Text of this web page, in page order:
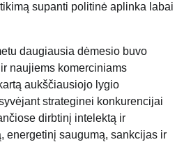
supanti politinė aplinka labai
daugiausia dėmesio buvo
naujiems komerciniams
aukščiausiojo lygio
strateginei konkurencijai
dirbtinį intelektą ir
energetinį saugumą, sankcijas ir